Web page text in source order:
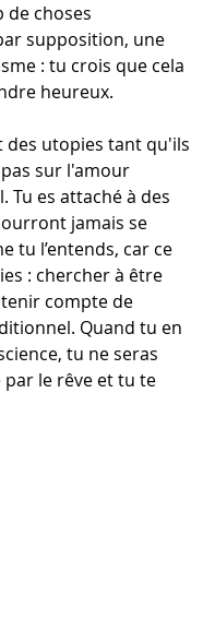
de choses
supposition, une
: tu crois que cela
heureux.
des utopies tant qu'ils
sur l'amour
Tu es attaché à des
jamais se
tu l’entends, car ce
: chercher à être
compte de
Quand tu en
tu ne seras
le rêve et tu te